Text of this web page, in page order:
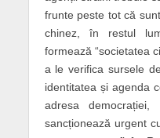
frunte peste tot că
chinez, în restul
formează “societatea
a le verifica sursele
identitatea și agenda
adresa
sancționează urgent